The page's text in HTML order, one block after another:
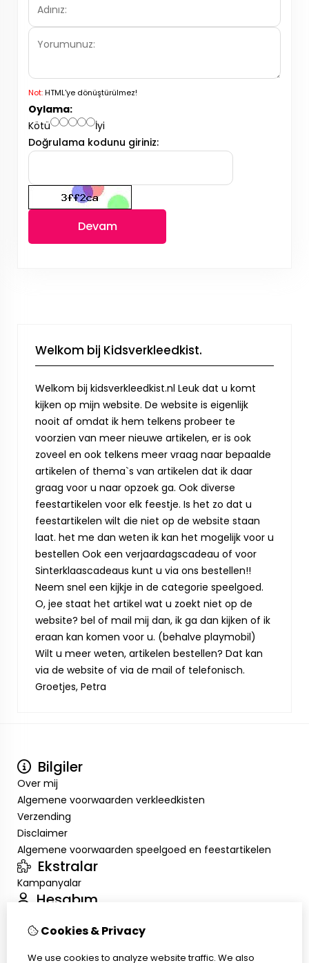
Not:HTML'ye dönüştürülmez!
Oylama:
Kötü
İyi
Doğrulama kodunu giriniz:
Devam
Welkom bij Kidsverkleedkist.
Welkom bij kidsverkleedkist.nl Leuk dat u komt
kijken op mijn website. De website is eigenlijk
nooit af omdat ik hem telkens probeer te
voorzien van meer nieuwe artikelen, er is ook
zoveel en ook telkens meer vraag naar bepaalde
artikelen of thema`s van artikelen dat ik daar
graag voor u naar opzoek ga. Ook diverse
feestartikelen voor elk feestje. Is het zo dat u
feestartikelen wilt die niet op de website staan
laat. het me dan weten ik kan het mogelijk voor u
bestellen Ook een verjaardagscadeau of voor
Sinterklaascadeaus kunt u via ons bestellen!!
Neem snel een kijkje in de categorie speelgoed.
O, jee staat het artikel wat u zoekt niet op de
website? bel of mail mij dan, ik ga dan kijken of ik
eraan kan komen voor u. (behalve playmobil)
Wilt u meer weten, artikelen bestellen? Dat kan
via de website of via de mail of telefonisch.
Groetjes, Petra
Bilgiler
Over mij
Algemene voorwaarden verkleedkisten
Verzending
Disclaimer
Algemene voorwaarden speelgoed en feestartikelen
Ekstralar
Kampanyalar
Hesabım
Sipariş Geçmişim
Cookies & Privacy
We use cookies to analyze website traffic. We also